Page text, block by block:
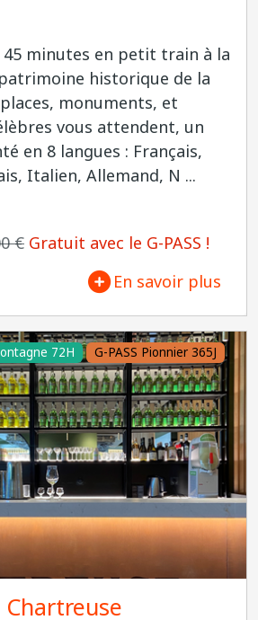
45 minutes en petit train à la
historique de la
monuments, et
vous attendent, un
en 8 langues : Français,
Italien, Allemand, N ...
€ Gratuit avec le G-PASS !
En savoir plus
72H G-PASS Pionnier 365J
Chartreuse